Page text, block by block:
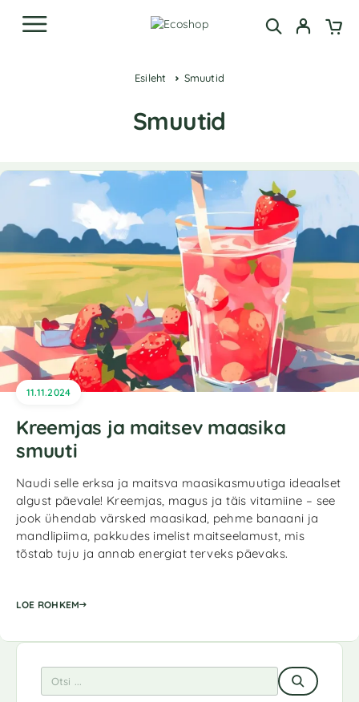
Esileht Smuutid
Smuutid
11.11.2024
Kreemjas ja maitsev maasika
smuuti
Naudi selle erksa ja maitsva maasikasmuutiga ideaalset
algust päevale! Kreemjas, magus ja täis vitamiine – see
jook ühendab värsked maasikad, pehme banaani ja
mandlipiima, pakkudes imelist maitseelamust, mis
tõstab tuju ja annab energiat terveks päevaks.
LOE ROHKEM